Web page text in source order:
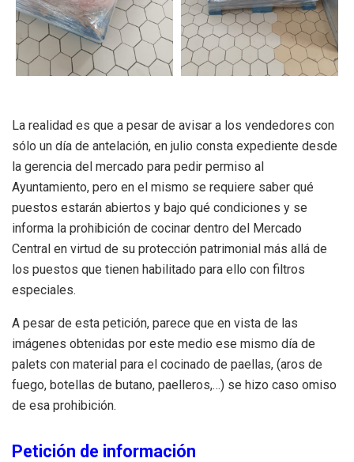
La realidad es que a pesar de avisar a los vendedores con
sólo un día de antelación, en julio consta expediente desde
la gerencia del mercado para pedir permiso al
Ayuntamiento, pero en el mismo se requiere saber qué
puestos estarán abiertos y bajo qué condiciones y se
informa la prohibición de cocinar dentro del Mercado
Central en virtud de su protección patrimonial más allá de
los puestos que tienen habilitado para ello con filtros
especiales.
A pesar de esta petición, parece que en vista de las
imágenes obtenidas por este medio ese mismo día de
palets con material para el cocinado de paellas, (aros de
fuego, botellas de butano, paelleros,…) se hizo caso omiso
de esa prohibición.
Petición de información